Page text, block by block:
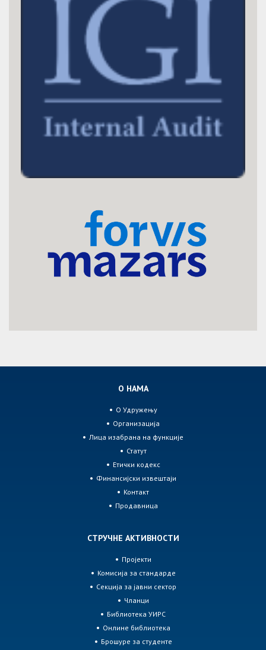
О НАМА
О Удружењу
Организација
Лица изабрана на функције
Статут
Етички кодекс
Финансијски извештаји
Контакт
Продавница
СТРУЧНЕ АКТИВНОСТИ
Пројекти
Комисија за стандарде
Секција за јавни сектор
Чланци
Библиотека УИРС
Онлине библиотека
Брошуре за студенте